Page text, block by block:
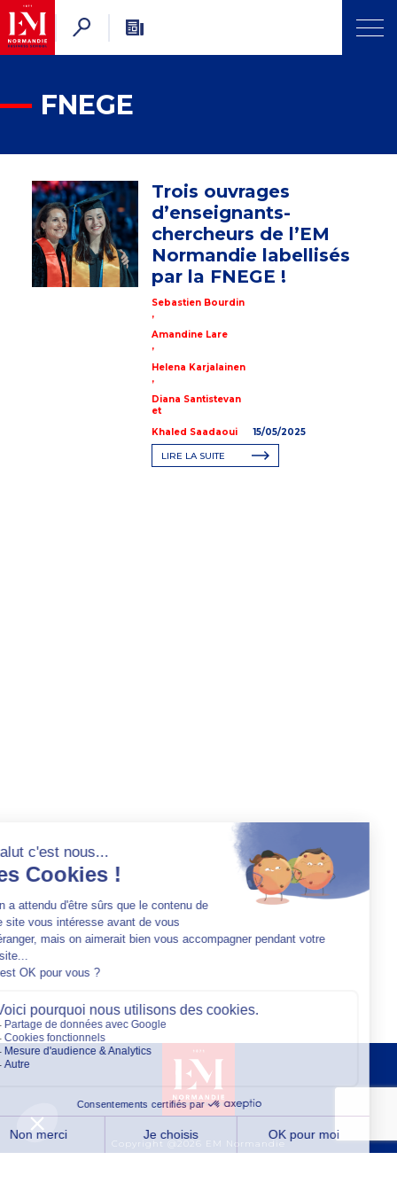
FNEGE
Trois ouvrages
d’enseignants-
chercheurs de l’EM
Normandie labellisés
par la FNEGE !
Sebastien Bourdin
,
Amandine Lare
,
Helena Karjalainen
,
Diana Santistevan
et
Khaled Saadaoui
15/05/2025
LIRE LA SUITE
Copyright @2026 EM Normandie